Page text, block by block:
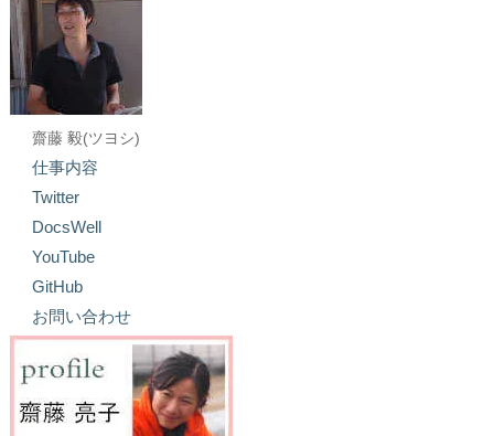
齋藤 毅(ツヨシ)
仕事内容
Twitter
DocsWell
YouTube
GitHub
お問い合わせ